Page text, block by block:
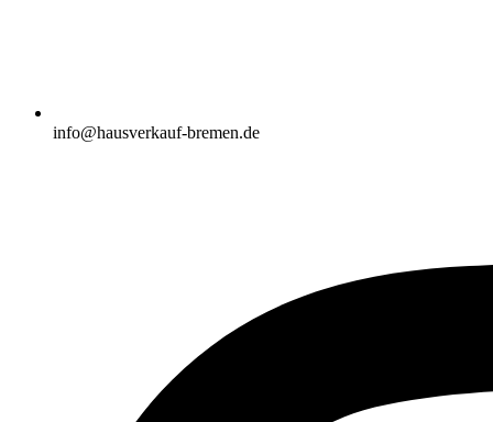
info@hausverkauf-bremen.de